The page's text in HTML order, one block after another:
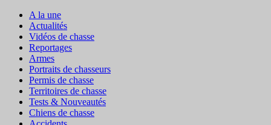
A la une
Actualités
Vidéos de chasse
Reportages
Armes
Portraits de chasseurs
Permis de chasse
Territoires de chasse
Tests & Nouveautés
Chiens de chasse